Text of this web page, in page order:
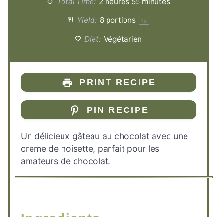
Yield: 8 portions 1x
Diet: Végétarien
PRINT RECIPE
PIN RECIPE
Un délicieux gâteau au chocolat avec une
crème de noisette, parfait pour les
amateurs de chocolat.